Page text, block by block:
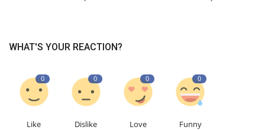
WHAT'S YOUR REACTION?
0
Like
0
Dislike
0
Love
0
Funny